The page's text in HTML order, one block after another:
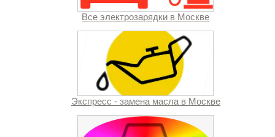
Все электрозарядки в Москве
Экспресс - замена масла в Москве